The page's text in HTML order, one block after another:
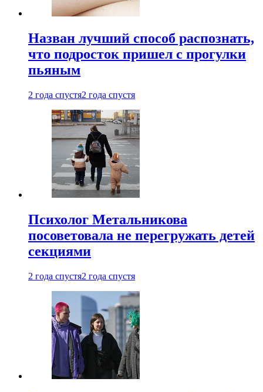
Назван лучший способ распознать,
что подросток пришел с прогулки
пьяным
2 года спустя2 года спустя
Психолог Метальникова
посоветовала не перегружать детей
секциями
2 года спустя2 года спустя